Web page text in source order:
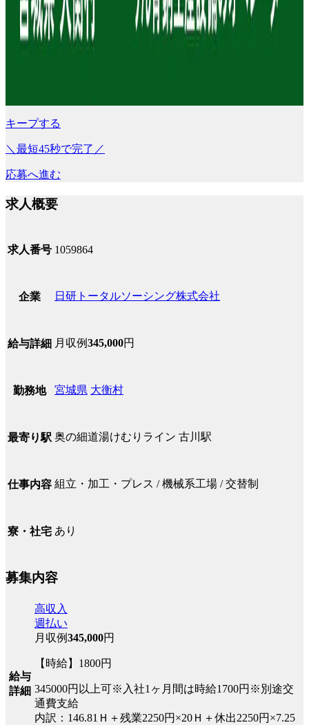
キープする
＼最短45秒で完了／
応募へ進む
求人概要
求人番号 1059864
企業 日研トータルソーシング株式会社
給与詳細 月収例345,000円
勤務地 宮城県 大衡村
最寄り駅 奥の細道湯けむりライン 古川駅
仕事内容 組立・加工・プレス / 機械系工場 / 交替制
寮・社宅 あり
募集内容
給与
詳細
高収入
週払い
月収例345,000円
【時給】1800円
345000円以上可※入社1ヶ月間は時給1700円※別途交
通費支給
内訳：146.81Ｈ＋残業2250円×20Ｈ＋休出2250円×7.25